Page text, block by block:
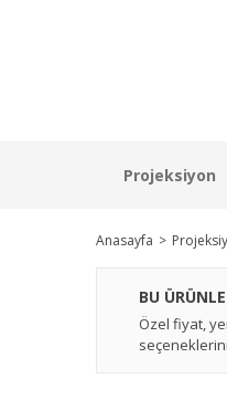
Projeksiyon
Anasayfa
BU
Özel fiyat,